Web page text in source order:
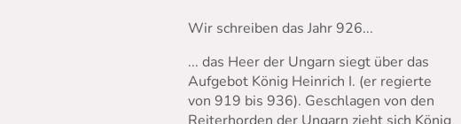
Wir schreiben das Jahr 926...
... das Heer der Ungarn siegt über das
Aufgebot König Heinrich I. (er regierte
von 919 bis 936). Geschlagen von den